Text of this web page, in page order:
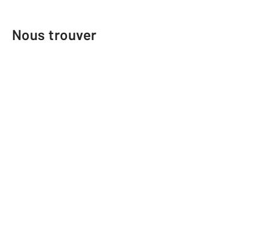
Nous trouver